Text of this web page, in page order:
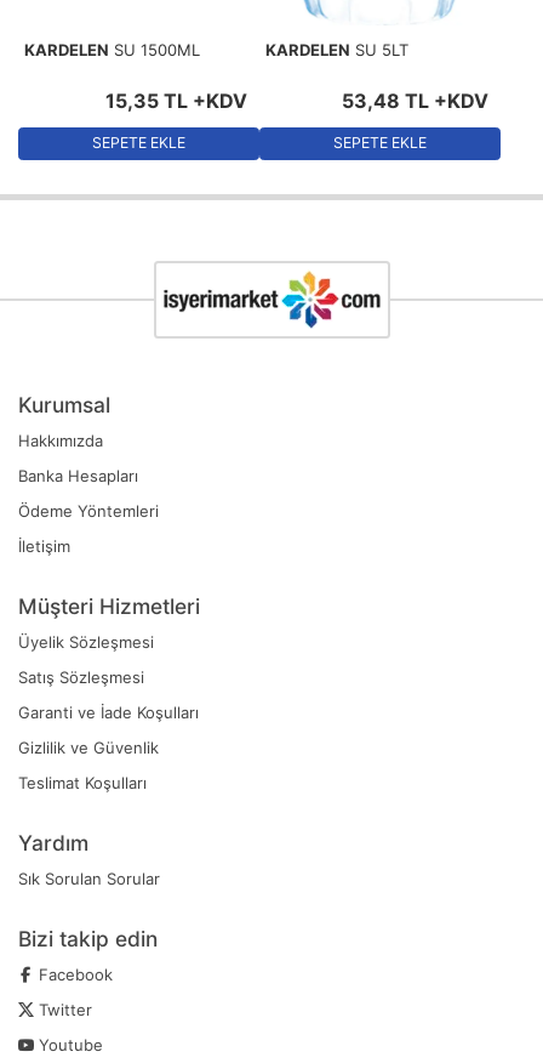
KARDELEN SU 1500ML
15,35 TL +KDV
SEPETE EKLE
KARDELEN SU 5LT
53,48 TL +KDV
SEPETE EKLE
Kurumsal
Hakkımızda
Banka Hesapları
Ödeme Yöntemleri
İletişim
Müşteri Hizmetleri
Üyelik Sözleşmesi
Satış Sözleşmesi
Garanti ve İade Koşulları
Gizlilik ve Güvenlik
Teslimat Koşulları
Yardım
Sık Sorulan Sorular
Bizi takip edin
Facebook
Twitter
Youtube